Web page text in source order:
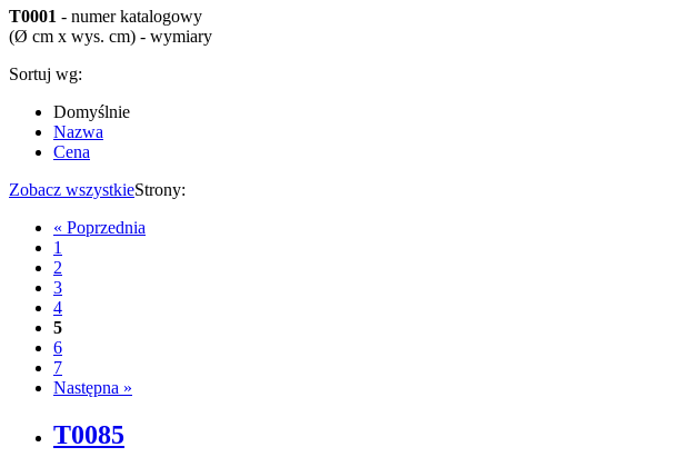
T0001 - numer katalogowy
(Ø cm x wys. cm) - wymiary
Sortuj wg:
Domyślnie
Nazwa
Cena
Zobacz wszystkieStrony:
« Poprzednia
1
2
3
4
5
6
7
Następna »
T0085